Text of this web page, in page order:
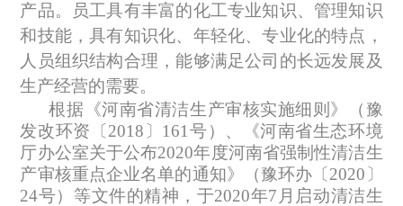
产品。员工具有丰富的化工专业知识、管理知识
和技能，具有知识化、年轻化、专业化的特点，
人员组织结构合理，能够满足公司的长远发展及
生产经营的需要。
根据《河南省清洁生产审核实施细则》（豫
发改环资〔 2018 〕 161 号）、《河南省生态环境
厅办公室关于公布2020年度河南省强制性清洁生
产审核重点企业名单的通知》（豫环办〔 2020 〕
24号）等文件的精神，于2020年7 月启动清洁生